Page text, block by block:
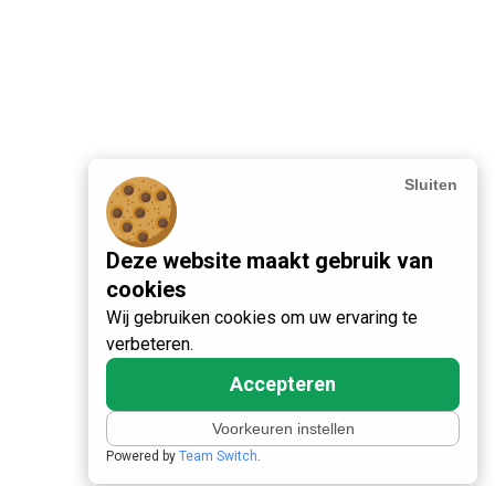
Sluiten
Deze website maakt gebruik van
cookies
Wij gebruiken cookies om uw ervaring te
verbeteren.
Accepteren
Voorkeuren instellen
Powered by Team Switch.